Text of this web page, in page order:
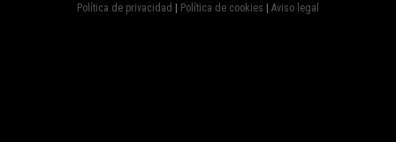
Política de privacidad | Política de cookies | Aviso legal